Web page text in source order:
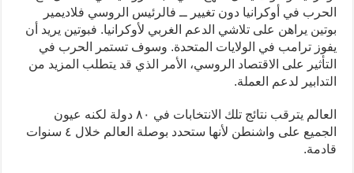
الحرب في أوكرانيا دون تغيير ــ فالرئيس الروسي فلاديمير
بوتين يراهن على تلاشي الدعم الغربي لأوكرانيا. فبوتين يريد أن
يفوز ترامب في الولايات المتحدة. وسوف تستمر الحرب في
التأثير على الاقتصاد الروسي، الأمر الذي قد يتطلب المزيد من
التدابير لدعم العملة.
العالم يترقب نتائج تلك الانتخابات في ٨٠ دولة لكنه عيون
الجميع على واشنطن لأنها ستحدد بوصلة العالم خلال ٤ سنوات
قادمة.